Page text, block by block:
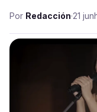
Por Redacción·21